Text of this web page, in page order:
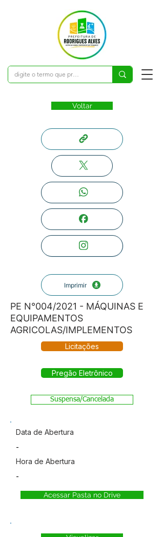
Voltar
Imprimir
PE N°004/2021 - MÁQUINAS E
EQUIPAMENTOS
AGRICOLAS/IMPLEMENTOS
Licitações
Pregão Eletrônico
Suspensa/Cancelada
Data de Abertura
-
Hora de Abertura
-
Acessar Pasta no Drive